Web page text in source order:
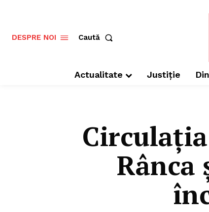
DESPRE NOI Caută
Actualitate Justiție
Rânca